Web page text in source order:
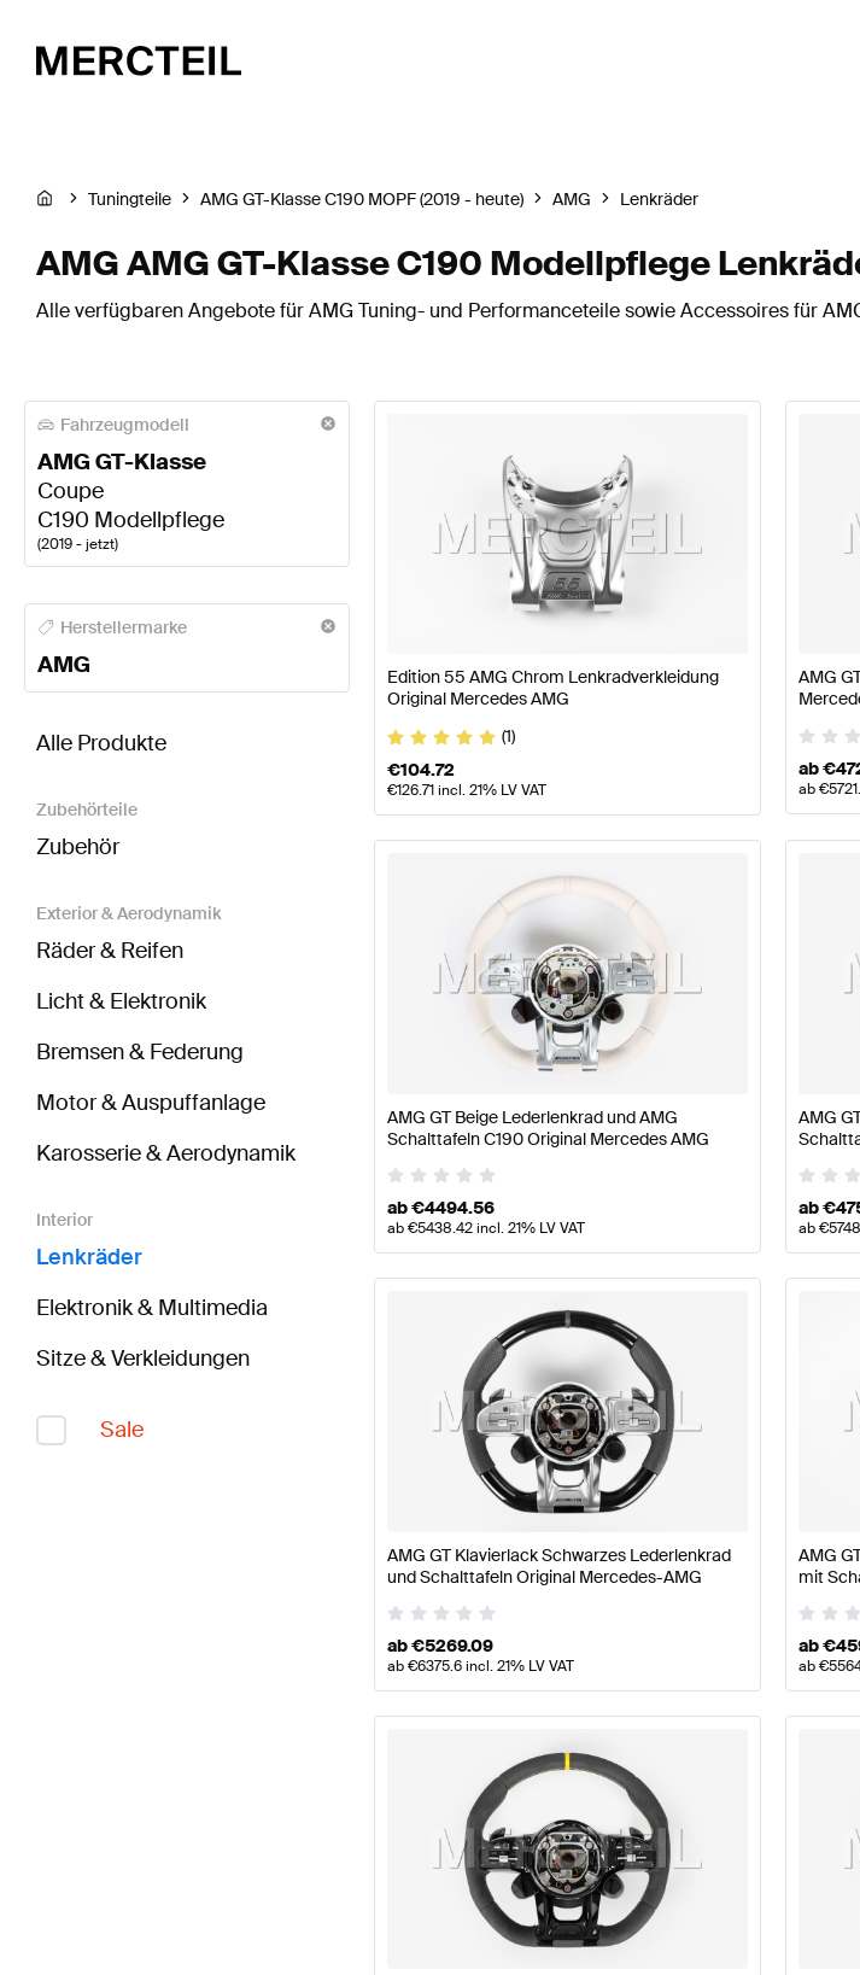
Tuningteile AMG GT-Klasse C190 MOPF (2019 - heute) AMG Lenkräder
AMG AMG GT-Klasse C190 Modellpflege
Alle verfügbaren Angebote für AMG Tuning- und Performanceteile sowie Accessoires für
Fahrzeugmodell
AMG GT-Klasse
Coupe
C190 Modellpflege
(2019 - jetzt)
AMG A-Klasse LenkräderAMG A-Klasse W177 Modellpflege Lenkräder AMG A-
Herstellermarke
AMG
BRABUS AMG GT-Klasse C190 Modellpflege Lenkräder
Alle Produkte
Zubehörteile
Zubehör
Exterior & Aerodynamik
Räder & Reifen
Licht & Elektronik
Bremsen & Federung
Motor & Auspuffanlage
Karosserie & Aerodynamik
Interior
Lenkräder
Elektronik & Multimedia
Sitze & Verkleidungen
Sale
Edition 55 AMG Chrom Lenkradverkleidung
Original Mercedes AMG
(1)
€104.72
€126.71incl. 21% LV VAT
AMG
ab€
ab€
AMG GT Beige Lederlenkrad und AMG
Schalttafeln C190 Original Mercedes AMG
ab€4494.56
ab€5438.42incl. 21% LV VAT
AMG
ab€
ab€
AMG GT Klavierlack Schwarzes Lederlenkrad
und Schalttafeln Original Mercedes-AMG
ab€5269.09
ab€6375.6incl. 21% LV VAT
AMG
mit
ab€
ab€